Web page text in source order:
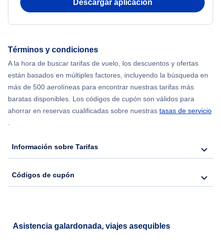
Flights from Shanghai to Nueva York
Flights from Delhi to Nueva York
Flights from Chicago to Delhi
Flights from Nueva York to Hong Kong
Flights from Nueva York to Lisboa
Descargar aplicación
Términos y condiciones
A la hora de buscar tarifas de vuelo, los descuentos y ofertas
están basados en múltiples factores, incluyendo la búsqueda en
más de 500 aerolíneas para encontrar nuestras tarifas más
baratas disponibles. Los códigos de cupón son válidos para
ahorrar en reservas cualificadas sobre nuestras tasas de servicio
.
Información sobre Tarifas
Códigos de cupón
Asistencia galardonada, viajes asequibles